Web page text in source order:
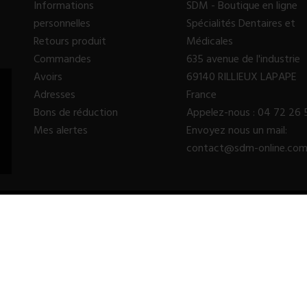
Informations
personnelles
Retours produit
Commandes
Avoirs
Adresses
Bons de réduction
Mes alertes
SDM - Boutique en ligne
Spécialités Dentaires et
Médicales
635 avenue de l'industrie
69140 RILLIEUX LAPAPE
France
Appelez-nous : 04 72 26
Envoyez nous un mail:
contact@sdm-online.com